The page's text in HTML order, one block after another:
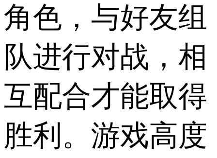
角色，与好友组
队进行对战，相
互配合才能取得
胜利。游戏高度